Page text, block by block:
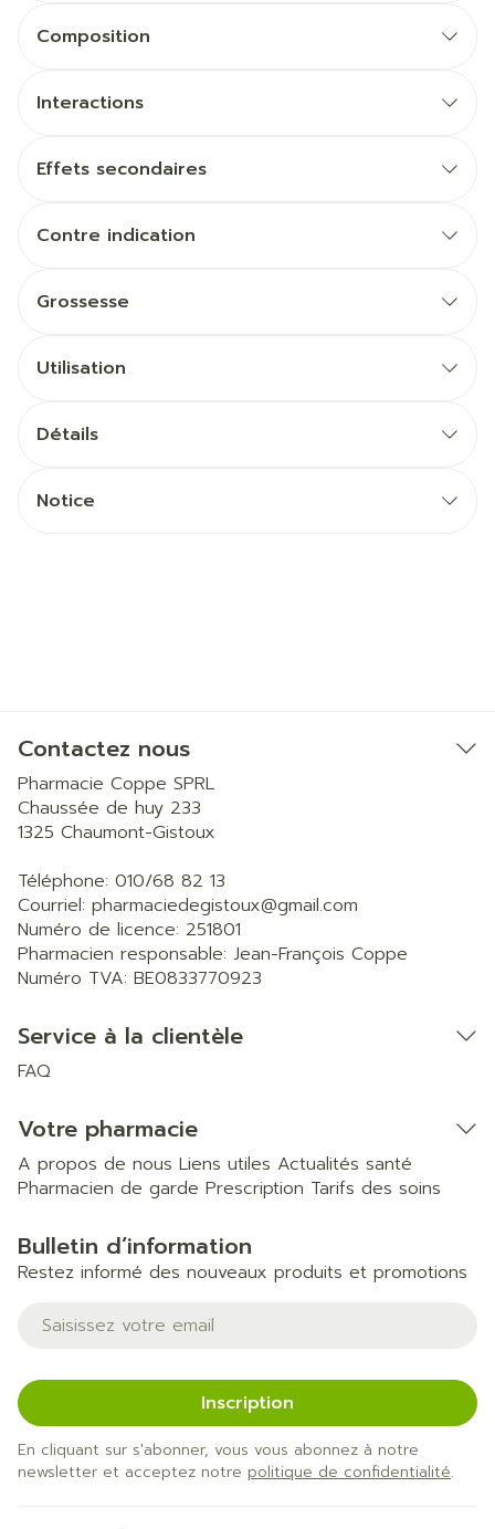
Composition
Interactions
Effets secondaires
Contre indication
Grossesse
Utilisation
Détails
Notice
Contactez nous
Pharmacie Coppe SPRL
Chaussée de huy 233
1325 Chaumont-Gistoux
Téléphone: 010/68 82 13
Courriel: pharmaciedegistoux@gmail.com
Numéro de licence: 251801
Pharmacien responsable: Jean-François Coppe
Numéro TVA: BE0833770923
Service à la clientèle
FAQ
Votre pharmacie
A propos de nous Liens utiles Actualités santé
Pharmacien de garde Prescription Tarifs des soins
Bulletin d’information
Restez informé des nouveaux produits et promotions
Adresse mail
Inscription
En cliquant sur s'abonner, vous vous abonnez à notre
newsletter et acceptez notre politique de confidentialité.